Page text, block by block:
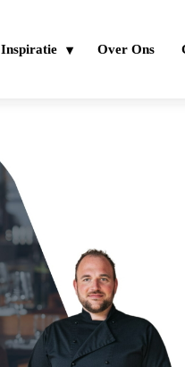
Inspiratie Over Ons